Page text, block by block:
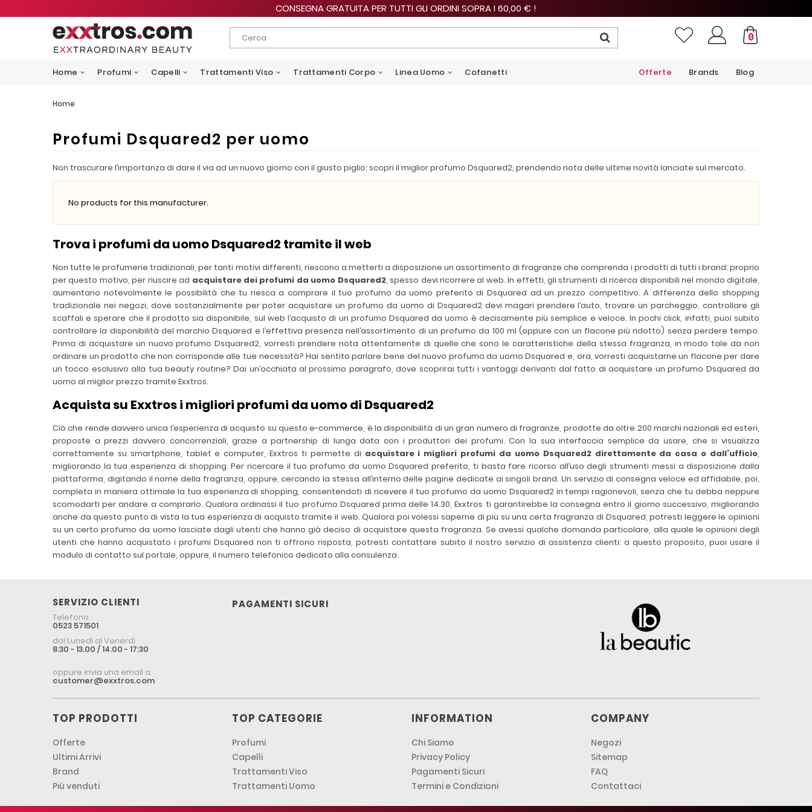
CONSEGNA GRATUITA PER TUTTI GLI ORDINI SOPRA I 60,00 € !
0
Home Profumi Capelli Trattamenti Viso Trattamenti Corpo Linea Uomo Cofanetti Blog
Brands
Offerte
Home
Profumi Dsquared2 per uomo
Non trascurare l’importanza di dare il via ad un nuovo giorno con il giusto piglio: scopri il miglior profumo Dsquared2, prendendo nota delle ultime novità lanciate sul mercato.
No products for this manufacturer.
Trova i profumi da uomo Dsquared2 tramite il web
Non tutte le profumerie tradizionali, per tanti motivi differenti, riescono a metterti a disposizione un assortimento di fragranze che comprenda i prodotti di tutti i brand: proprio
per questo motivo, per riuscire ad acquistare dei profumi da uomo Dsquared2, spesso devi ricorrere al web. In effetti, gli strumenti di ricerca disponibili nel mondo digitale,
aumentano notevolmente le possibilità che tu riesca a comprare il tuo profumo da uomo preferito di Dsquared ad un prezzo competitivo. A differenza dello shopping
tradizionale nei negozi, dove sostanzialmente per poter acquistare un profumo da uomo di Dsquared2 devi magari prendere l’auto, trovare un parcheggio, controllare gli
scaffali e sperare che il prodotto sia disponibile, sul web l’acquisto di un profumo Dsquared da uomo è decisamente più semplice e veloce. In pochi click, infatti, puoi subito
controllare la disponibilità del marchio Dsquared e l’effettiva presenza nell’assortimento di un profumo da 100 ml (oppure con un flacone più ridotto) senza perdere tempo.
Prima di acquistare un nuovo profumo Dsquared2, vorresti prendere nota attentamente di quelle che sono le caratteristiche della stessa fragranza, in modo tale da non
ordinare un prodotto che non corrisponde alle tue necessità? Hai sentito parlare bene del nuovo profumo da uomo Dsquared e, ora, vorresti acquistarne un flacone per dare
un tocco esclusivo alla tua beauty routine? Dai un’occhiata al prossimo paragrafo, dove scoprirai tutti i vantaggi derivanti dal fatto di acquistare un profumo Dsquared da
uomo al miglior prezzo tramite Exxtros.
Acquista su Exxtros i migliori profumi da uomo di Dsquared2
Ciò che rende davvero unica l’esperienza di acquisto su questo e-commerce, è la disponibilità di un gran numero di fragranze, prodotte da oltre 200 marchi nazionali ed esteri,
proposte a prezzi davvero concorrenziali, grazie a partnership di lunga data con i produttori dei profumi. Con la sua interfaccia semplice da usare, che si visualizza
correttamente su smartphone, tablet e computer, Exxtros ti permette di acquistare i migliori profumi da uomo Dsquared2 direttamente da casa o dall’ufficio
migliorando la tua esperienza di shopping. Per ricercare il tuo profumo da uomo Dsquared preferito, ti basta fare ricorso all’uso degli strumenti messi a disposizione dalla
piattaforma, digitando il nome della fragranza, oppure, cercando la stessa all’interno delle pagine dedicate ai singoli brand. Un servizio di consegna veloce ed affidabile, poi,
completa in maniera ottimale la tua esperienza di shopping, consentendoti di ricevere il tuo profumo da uomo Dsquared2 in tempi ragionevoli, senza che tu debba neppure
scomodarti per andare a comprarlo. Qualora ordinassi il tuo profumo Dsquared prima delle 14.30, Exxtros ti garantirebbe la consegna entro il giorno successivo, migliorando
anche da questo punto di vista la tua esperienza di acquisto tramite il web. Qualora poi volessi saperne di più su una certa fragranza di Dsquared, potresti leggere le opinioni
su un certo profumo da uomo lasciate dagli utenti che hanno già deciso di acquistare questa fragranza. Se avessi qualche domanda particolare, alla quale le opinioni degli
utenti che hanno acquistato i profumi Dsquared non ti offrono risposta, potresti contattare subito il nostro servizio di assistenza clienti: a questo proposito, puoi usare il
modulo di contatto sul portale, oppure, il numero telefonico dedicato alla consulenza.
SERVIZIO CLIENTI
Telefono
0523 571501
dal Lunedì al Venerdì
8:30 - 13.00 / 14.00 - 17:30
oppure invia una email a:
customer@exxtros.com
PAGAMENTI SICURI
TOP PRODOTTI
Offerte
Ultimi Arrivi
Brand
Più venduti
TOP CATEGORIE
Profumi
Capelli
Trattamenti Viso
Trattamenti Uomo
INFORMATION
Chi Siamo
Privacy Policy
Pagamenti Sicuri
Termini e Condizioni
COMPANY
Negozi
Sitemap
FAQ
Contattaci